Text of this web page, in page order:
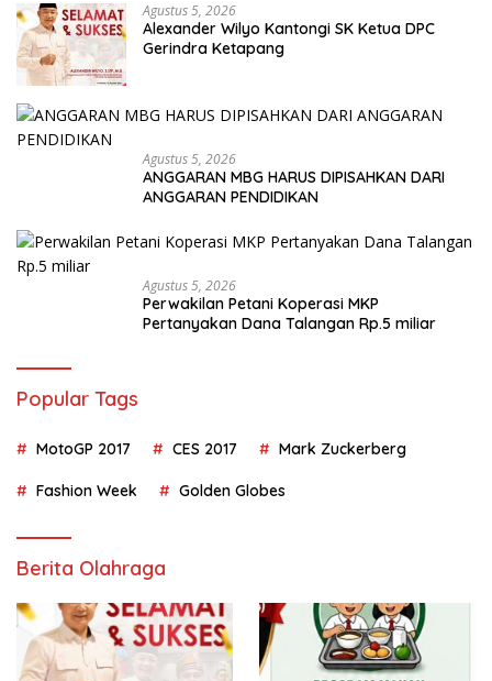
Agustus 5, 2026
Alexander Wilyo Kantongi SK Ketua DPC
Gerindra Ketapang
Agustus 5, 2026
ANGGARAN MBG HARUS DIPISAHKAN DARI
ANGGARAN PENDIDIKAN
Agustus 5, 2026
Perwakilan Petani Koperasi MKP
Pertanyakan Dana Talangan Rp.5 miliar
Popular Tags
MotoGP 2017 CES 2017 Mark Zuckerberg
Fashion Week Golden Globes
Berita Olahraga